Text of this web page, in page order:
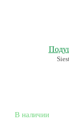
В наличии